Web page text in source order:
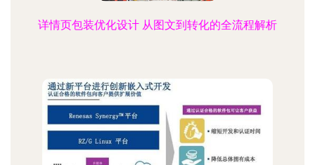
详情页包装优化设计 从图文到转化的全流程解析